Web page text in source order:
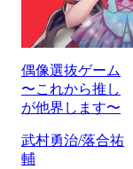
偶像選抜ゲーム
〜これから推し
が他界します〜
武村勇治/落合祐
輔